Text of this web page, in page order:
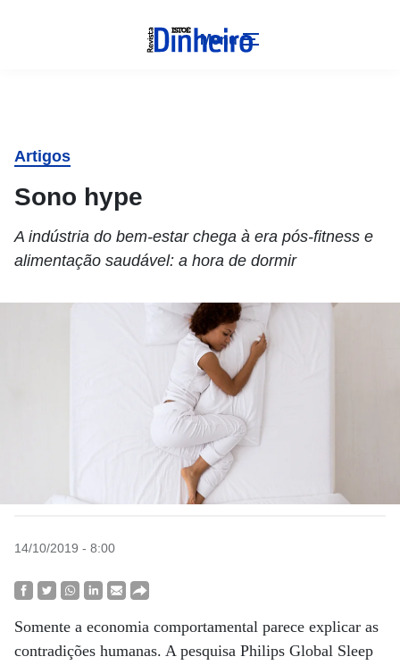
Menu
Artigos
Sono hype
A indústria do bem-estar chega à era pós-fitness e
alimentação saudável: a hora de dormir
14/10/2019 - 8:00
Somente a economia comportamental parece explicar as
contradições humanas. A pesquisa Philips Global Sleep